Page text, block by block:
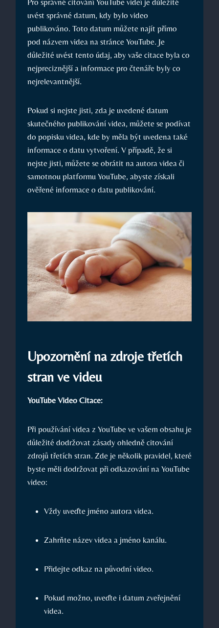
uvést správné datum, kdy bylo video
publikováno. Toto datum můžete najít přímo
pod názvem videa na stránce YouTube. Je
důležité uvést tento údaj, aby vaše citace byla co
nejpreciznější a informace pro čtenáře byly co
nejrelevantnější.
Pokud si nejste jisti, zda je uvedené datum
skutečného publikování videa, můžete se podívat
do popisku videa, kde by měla být uvedena také
informace o datu vytvoření. V případě, že si
nejste jisti, můžete se obrátit na autora videa či
samotnou platformu YouTube, abyste získali
ověřené informace o datu publikování.
Upozornění na zdroje třetích
stran ve videu
YouTube Video Citace:
Při používání videa z YouTube ve vašem obsahu je
důležité dodržovat zásady ohledně citování
zdrojů třetích stran. Zde je několik pravidel, které
byste měli dodržovat při odkazování na YouTube
video:
Vždy uveďte jméno autora videa.
Zahrňte název videa a jméno kanálu.
Přidejte odkaz na původní video.
Pokud možno, uveďte i datum zveřejnění
videa.